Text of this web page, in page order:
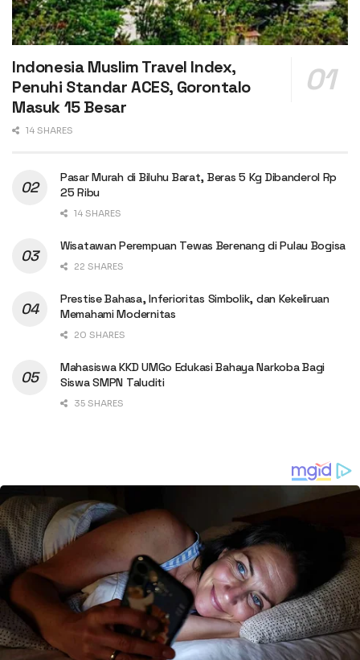
Indonesia Muslim Travel Index,
Penuhi Standar ACES, Gorontalo
Masuk 15 Besar
14 SHARES
Pasar Murah di Biluhu Barat, Beras 5 Kg Dibanderol Rp
25 Ribu
14 SHARES
Wisatawan Perempuan Tewas Berenang di Pulau Bogisa
22 SHARES
Prestise Bahasa, Inferioritas Simbolik, dan Kekeliruan
Memahami Modernitas
20 SHARES
Mahasiswa KKD UMGo Edukasi Bahaya Narkoba Bagi
Siswa SMPN Taluditi
35 SHARES